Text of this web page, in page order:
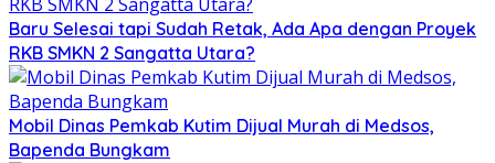
Baru Selesai tapi Sudah Retak, Ada Apa dengan Proyek
RKB SMKN 2 Sangatta Utara?
Mobil Dinas Pemkab Kutim Dijual Murah di Medsos,
Bapenda Bungkam